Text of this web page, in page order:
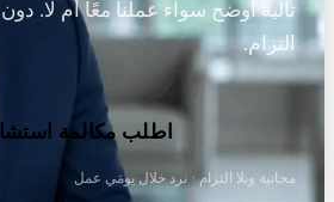
تالية أوضح سواء عملنا معًا أم لا.
التزام.
اطلب مكالمة
مجانية وبلا التزام · نرد خلال يومَي عمل